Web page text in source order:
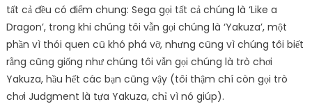
tất cả đều có điểm chung: Sega gọi tất cả chúng là ‘Like a
Dragon’, trong khi chúng tôi vẫn gọi chúng là ‘Yakuza’, một
phần vì thói quen cũ khó phá vỡ, nhưng cũng vì chúng tôi biết
rằng cũng giống như chúng tôi vẫn gọi chúng là trò chơi
Yakuza, hầu hết các bạn cũng vậy (tôi thậm chí còn gọi trò
chơi Judgment là tựa Yakuza, chỉ vì nó giúp).